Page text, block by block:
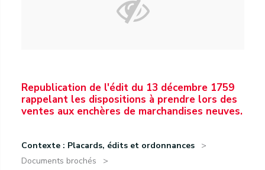
Republication de l'édit du 13 décembre 1759
rappelant les dispositions à prendre lors des
ventes aux enchères de marchandises neuves.
Contexte : Placards, édits et ordonnances
Documents brochés